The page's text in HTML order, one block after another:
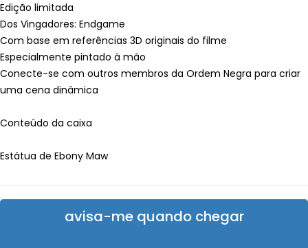
Edição limitada
Dos Vingadores: Endgame
Com base em referências 3D originais do filme
Especialmente pintado à mão
Conecte-se com outros membros da Ordem Negra para criar
uma cena dinâmica
Conteúdo da caixa
Estátua de Ebony Maw
avisa-me quando chegar